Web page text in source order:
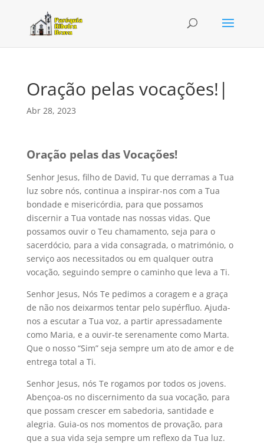
Oração pelas vocações!|
Abr 28, 2023
Oração pelas das Vocações!
Senhor Jesus, filho de David, Tu que derramas a Tua
luz sobre nós, continua a inspirar-nos com a Tua
bondade e misericórdia, para que possamos
discernir a Tua vontade nas nossas vidas. Que
possamos ouvir o Teu chamamento, seja para o
sacerdócio, para a vida consagrada, o matrimónio, o
serviço aos necessitados ou em qualquer outra
vocação, seguindo sempre o caminho que leva a Ti.
Senhor Jesus, Nós Te pedimos a coragem e a graça
de não nos deixarmos tentar pelo supérfluo. Ajuda-
nos a escutar a Tua voz, a partir apressadamente
como Maria, e a ouvir-te serenamente como Marta.
Que o nosso “Sim” seja sempre um ato de amor e de
entrega total a Ti.
Senhor Jesus, nós Te rogamos por todos os jovens.
Abençoa-os no discernimento da sua vocação, para
que possam crescer em sabedoria, santidade e
alegria. Guia-os nos momentos de provação, para
que a sua vida seja sempre um reflexo da Tua luz.